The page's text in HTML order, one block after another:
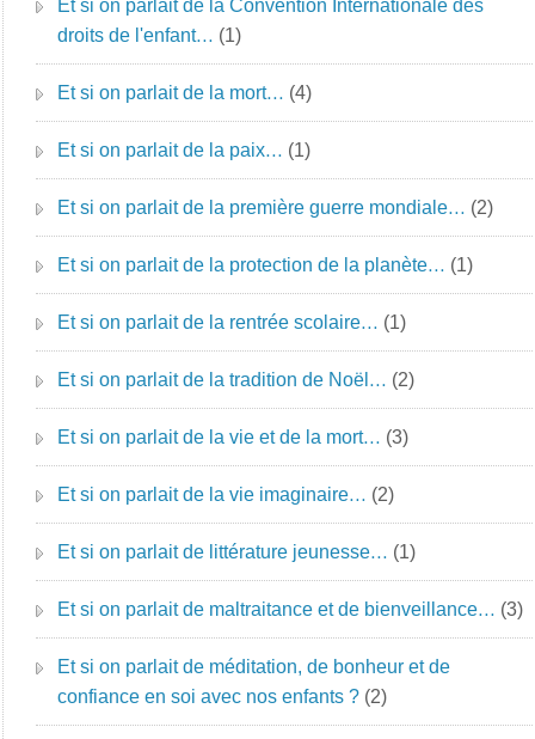
Et si on parlait de la Convention Internationale des
droits de l'enfant… (1)
Et si on parlait de la mort… (4)
Et si on parlait de la paix… (1)
Et si on parlait de la première guerre mondiale… (2)
Et si on parlait de la protection de la planète… (1)
Et si on parlait de la rentrée scolaire… (1)
Et si on parlait de la tradition de Noël… (2)
Et si on parlait de la vie et de la mort… (3)
Et si on parlait de la vie imaginaire… (2)
Et si on parlait de littérature jeunesse… (1)
Et si on parlait de maltraitance et de bienveillance… (3)
Et si on parlait de méditation, de bonheur et de
confiance en soi avec nos enfants ? (2)